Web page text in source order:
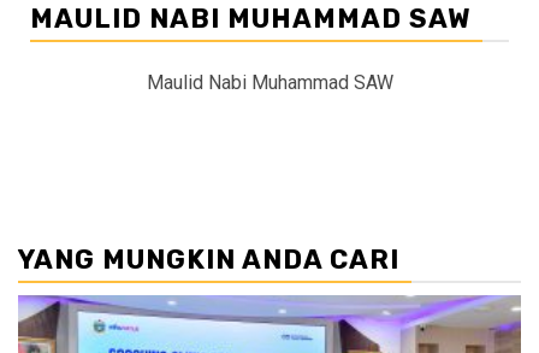
MAULID NABI MUHAMMAD SAW
Maulid Nabi Muhammad SAW
YANG MUNGKIN ANDA CARI